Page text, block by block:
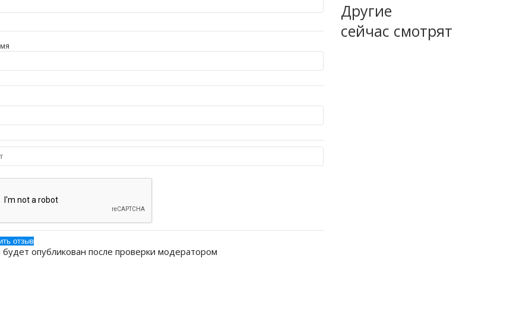
опубликован после проверки модератором
Другие
сейчас смотрят